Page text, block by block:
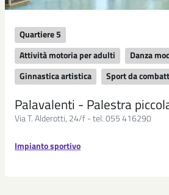
Quartiere 5
Attività motoria per adulti
Danza
Ginnastica artistica
Sport da
Palavalenti - Palestra
Via T. Alderotti, 24/f - tel. 055 416290
Impianto sportivo